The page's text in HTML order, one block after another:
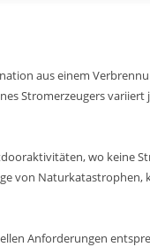
aus einem
Stromerzeugers
wo keine
von Naturkatastrophen,
Anforderungen